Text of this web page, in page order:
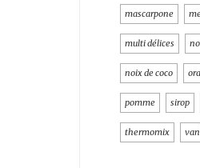
mascarpone
multi délices
noix de coco
pomme sirop
thermomix